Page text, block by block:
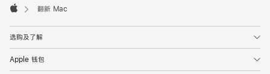
脚
翻新 Mac
选购及了解
Apple 钱包